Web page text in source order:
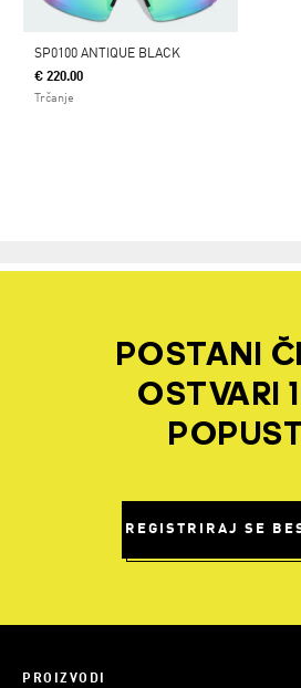
SP0100 ANTIQUE BLACK
€ 220.00
Trčanje
POSTANI
OSTVARI
REGISTRIRAJ SE
PROIZVODI